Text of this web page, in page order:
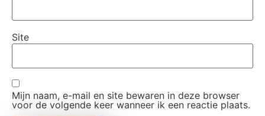
Site
Mijn naam, e-mail en site bewaren in deze browser
voor de volgende keer wanneer ik een reactie plaats.